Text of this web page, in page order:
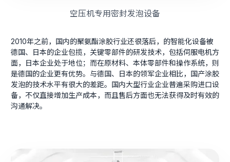
空压机专用密封发泡设备
2010年之前，国内的聚氨酯涂胶行业还很落后，的智能化设备被
德国、日本的企业包揽，关键零部件的研发技术，包括伺服电机方
面，日本企业处于地位；而在原材料、本体零部件和操作系统，则
是德国的企业更有优势。与德国、日本的领军企业相比，国产涂胶
发泡的技术水平有很大的差距。国内大型行业企业普遍采购进口设
备，不仅直接增加生产成本，而且售后方面也无法获得及时有效的
沟通解决。